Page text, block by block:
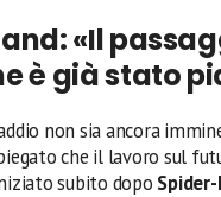
«Il
è già stato
non sia ancora
che il lavoro sul
subito dopo